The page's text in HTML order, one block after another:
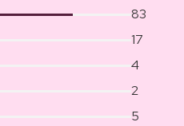
83
17
4
2
5